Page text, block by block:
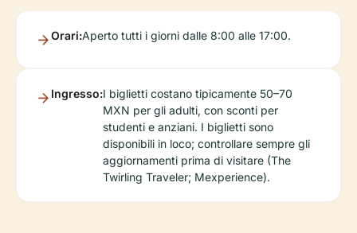
Orari:Aperto tutti i giorni dalle 8:00 alle 17:00.
Ingresso:I biglietti costano tipicamente 50–70
MXN per gli adulti, con sconti per
studenti e anziani. I biglietti sono
disponibili in loco; controllare sempre gli
aggiornamenti prima di visitare (The
Twirling Traveler; Mexperience).